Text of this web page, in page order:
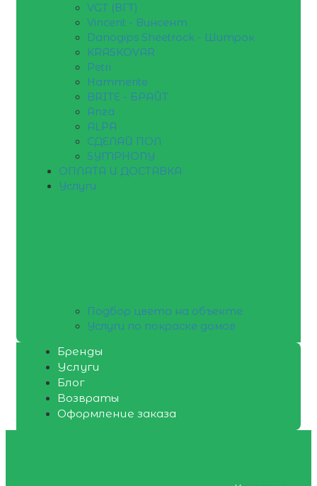
VGT (ВГТ)
Vincent - Винсент
Danogips Sheetrock - Шитрок
KRASKOVAR
Petri
Hammerite
BRITE - БРАЙТ
Anza
ALPA
СДЕЛАЙ ПОЛ
SYMPHONY
ОПЛАТА И ДОСТАВКА
Услуги
Подбор цвета на объекте
Услуги по покраске домов
Бренды
Услуги
Блог
Возвраты
Оформление заказа